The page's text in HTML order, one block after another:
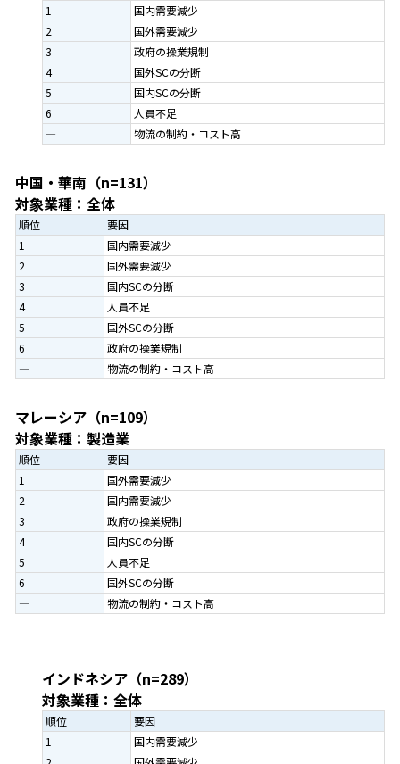
1
国内需要減少
2
国外需要減少
3
政府の操業規制
4
国外SCの分断
5
国内SCの分断
6
人員不足
―
物流の制約・コスト高
中国・華南（n=131）
対象業種：全体
順位
要因
1
国内需要減少
2
国外需要減少
3
国内SCの分断
4
人員不足
5
国外SCの分断
6
政府の操業規制
―
物流の制約・コスト高
マレーシア（n=109）
対象業種：製造業
順位
要因
1
国外需要減少
2
国内需要減少
3
政府の操業規制
4
国内SCの分断
5
人員不足
6
国外SCの分断
―
物流の制約・コスト高
インドネシア（n=289）
対象業種：全体
順位
要因
1
国内需要減少